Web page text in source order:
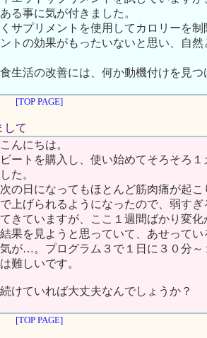
る事に気が付きました。
サプリメントを使用してカロリーを
トの効果がもったいないと思い、自
生活の改善には、何か動機付けを見
[TOP PAGE]
して
んにちは。
ートを購入し、使い始めてそろそろ
た。
の日になってもほとんど筋肉痛が起
上げられるようになったので、弱す
きていますが、ここ１週間ばかり変
果を見ようと思っていて、あせって
が…。プログラム３で１日に３０分
難しいです。
けていれば大丈夫なんでしょうか？
[TOP PAGE]